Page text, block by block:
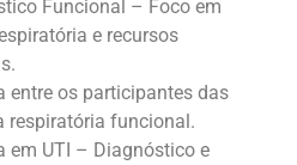
Funcional – Foco em
e recursos
entre os participantes das
respiratória funcional.
em UTI – Diagnóstico e